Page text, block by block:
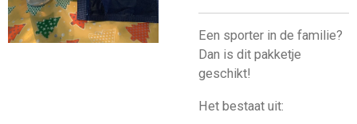
Een sporter in de familie?
Dan is dit pakketje
geschikt!
Het bestaat uit: